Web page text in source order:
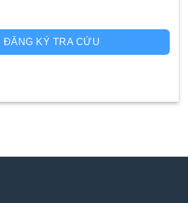
ĐĂNG KÝ TRA CỨU